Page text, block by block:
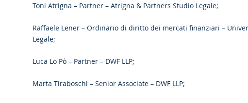
Toni Atrigna – Partner – Atrigna & Partners Studio Legale;
Raffaele Lener – Ordinario di diritto dei mercati finanziari –
Legale;
Luca Lo Pò – Partner – DWF LLP;
Marta Tiraboschi – Senior Associate – DWF LLP;